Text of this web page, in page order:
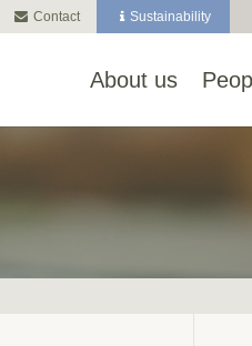
Contact Sustainability
About us